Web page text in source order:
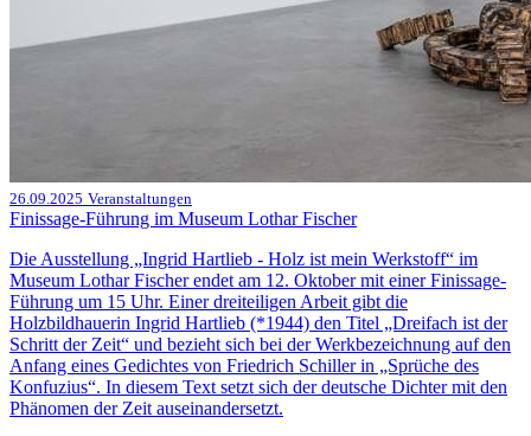
26.09.2025 Veranstaltungen
Finissage-Führung im Museum Lothar Fischer
Die Ausstellung „Ingrid Hartlieb - Holz ist mein Werkstoff“ im
Museum Lothar Fischer endet am 12. Oktober mit einer Finissage-
Führung um 15 Uhr. Einer dreiteiligen Arbeit gibt die
Holzbildhauerin Ingrid Hartlieb (*1944) den Titel „Dreifach ist der
Schritt der Zeit“ und bezieht sich bei der Werkbezeichnung auf den
Anfang eines Gedichtes von Friedrich Schiller in „Sprüche des
Konfuzius“. In diesem Text setzt sich der deutsche Dichter mit den
Phänomen der Zeit auseinandersetzt.